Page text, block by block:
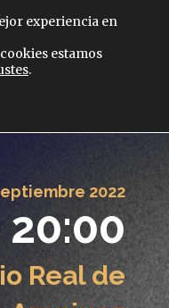
2022
Real de
Español
experiencia en
estamos
.